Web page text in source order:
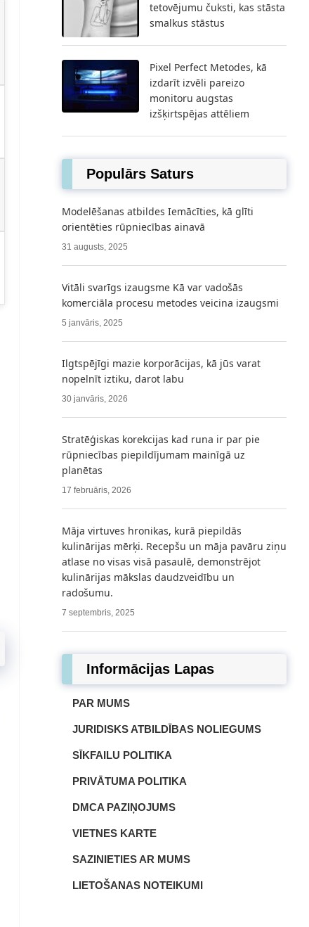
tetovējumu čuksti, kas stāsta
smalkus stāstus
Pixel Perfect Metodes, kā
izdarīt izvēli pareizo
monitoru augstas
izšķirtspējas attēliem
Populārs Saturs
Modelēšanas atbildes Iemācīties, kā glīti
orientēties rūpniecības ainavā
31 augusts, 2025
Vitāli svarīgs izaugsme Kā var vadošās
komerciāla procesu metodes veicina izaugsmi
5 janvāris, 2025
Ilgtspējīgi mazie korporācijas, kā jūs varat
nopelnīt iztiku, darot labu
30 janvāris, 2026
Stratēģiskas korekcijas kad runa ir par pie
rūpniecības piepildījumam mainīgā uz
planētas
17 februāris, 2026
Māja virtuves hronikas, kurā piepildās
kulinārijas mērķi. Recepšu un māja pavāru ziņu
atlase no visas visā pasaulē, demonstrējot
kulinārijas mākslas daudzveidību un
radošumu.
7 septembris, 2025
Informācijas Lapas
PAR MUMS
JURIDISKS ATBILDĪBAS NOLIEGUMS
SĪKFAILU POLITIKA
PRIVĀTUMA POLITIKA
DMCA PAZIŅOJUMS
VIETNES KARTE
SAZINIETIES AR MUMS
LIETOŠANAS NOTEIKUMI